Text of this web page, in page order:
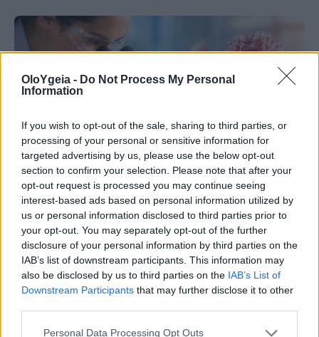
OloYgeia - Do Not Process My Personal
Information
If you wish to opt-out of the sale, sharing to third parties, or
processing of your personal or sensitive information for
targeted advertising by us, please use the below opt-out
section to confirm your selection. Please note that after your
opt-out request is processed you may continue seeing
interest-based ads based on personal information utilized by
us or personal information disclosed to third parties prior to
your opt-out. You may separately opt-out of the further
disclosure of your personal information by third parties on the
IAB’s list of downstream participants. This information may
also be disclosed by us to third parties on the IAB’s List of
Downstream Participants that may further disclose it to other
Personal Data Processing Opt Outs
ΝΕΑ ΜΕΛΕΤΗ
Λευχαιμία: Οι επιστήμονες
ανακάλυψαν την «αχίλλειο πτέρνα»
των καρκινικών κυττάρων – Ανοίγει ο